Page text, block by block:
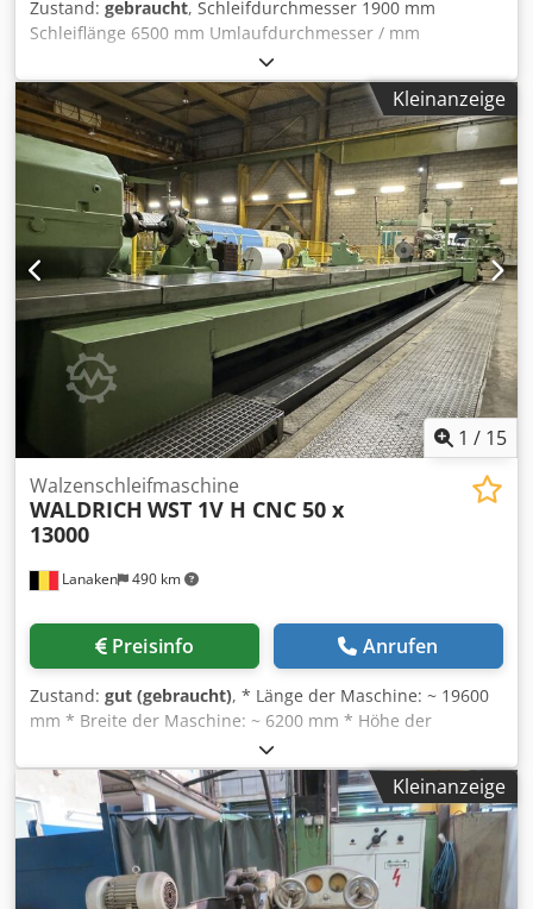
Terminvereinbarung in unserem Lager besichtigt werden.
Zustand: gebraucht, Schleifdurchmesser 1900 mm
Schleiflänge 6500 mm Umlaufdurchmesser / mm
Steuerung elektrisch SIEMENS winCC Raumbedarf ca. 14,0
x 5,76 m Gesamtgewicht ca. 70 t Die Elektronik wurde im
Jahr 2010 modernisiert (Retrofit) Mit digital
programmierbarer Steuerung ausgestattet Lynetten sind
nicht vorhanden; auf Wunsch können sie jedoch gegen
Aufpreis angefertigt werden. Maschinenhersteller NAXOS
UNION Maschinenmodell : WE1800 x 6500mm Typ WE1800
x 6500 mm Baujahr Unbekannt Derzeitiger Standort :
58256 Ennepetal (Demontiert) Dksdpfxev N Rccs Acqjr
Schleif-Ø : 1900 Schleiflänge : 6500 Steuerungstyp
Konventionell (Mit Bedientafel) Abmessungen der
Schleifscheibe : 827mm Scheibendrehzahl : 807 U/min
Kühlmittelsystem : Ja Maschinenlänge (mm) 14000
Maschinenhöhe (mm) ca. 2000 Maschinenbreite (mm) 5760
Maschinengewicht (kg) 70000 Z-Schlitten Geschwindigkeit:
2500 mm/min
Kleinanzeige
1 / 15
Lanaken 490 km
Walzenschleifmaschine
WALDRICH WST 1V H CNC 50 x
13000
Preisinfo Anrufen
Zustand: gut (gebraucht), * Länge der Maschine: ~ 19600
mm * Breite der Maschine: ~ 6200 mm * Höhe der
Maschine: ~ 2500 mm * Maximales Gewicht der Rolle: 50 T
* Rollenlänge: max. 13000 mm * Rollendurchmesser: max.
2000 mm * Drehzahl der Schleifspindel: 450 – 1800 U/min
* Schnittgeschwindigkeit: 10 – 45 m/s * Einstellbarer
Abstand: ~ 13900 mm Dkodpfsud R Szjx Acqor Die
Maschine wurde 1986 neu geliefert und 2014 aufgerüstet,
einschließlich einer neuen Siemens-Steuerung.
Kleinanzeige